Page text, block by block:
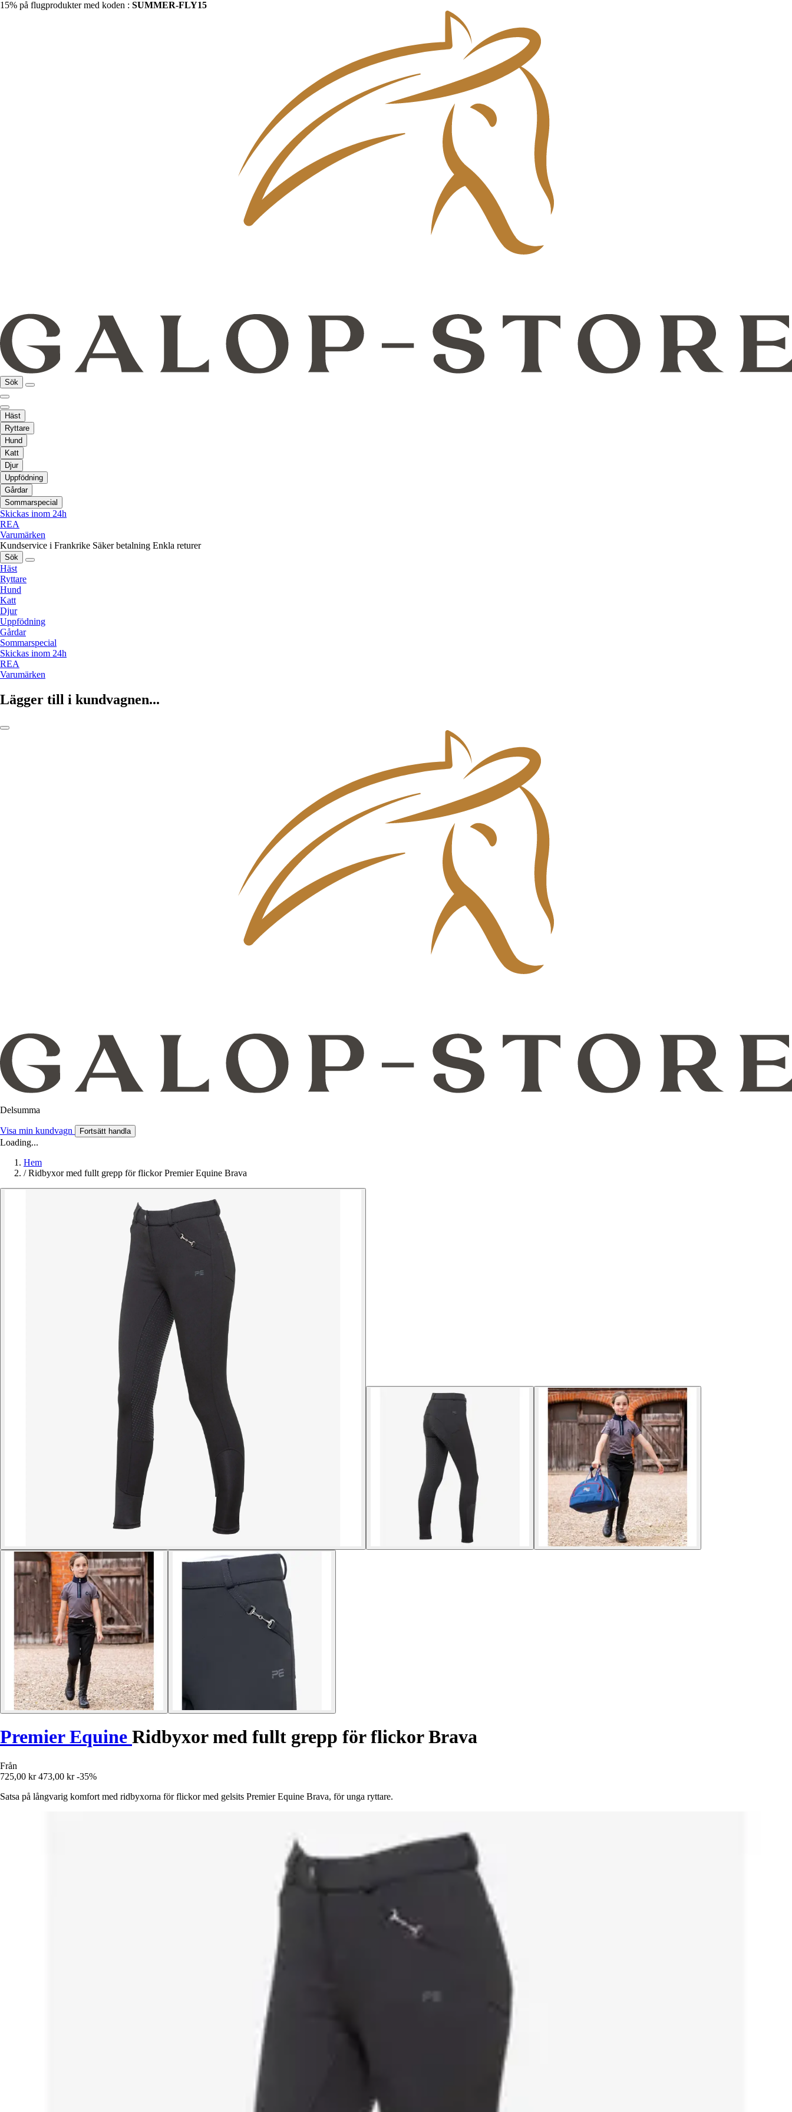
15% på flugprodukter med koden : SUMMER-FLY15
Sök
Häst
Ryttare
Hund
Katt
Djur
Uppfödning
Gårdar
Sommarspecial
Skickas inom 24h
REA
Varumärken
Kundservice i Frankrike Säker betalning Enkla returer
Sök
Häst
Ryttare
Hund
Katt
Djur
Uppfödning
Gårdar
Sommarspecial
Skickas inom 24h
REA
Varumärken
Lägger till i kundvagnen...
Delsumma
Visa min kundvagn Fortsätt handla
Loading...
Hem
/ Ridbyxor med fullt grepp för flickor Premier Equine Brava
Premier Equine Ridbyxor med fullt grepp för flickor Brava
Från
725,00 kr 473,00 kr -35%
Satsa på långvarig komfort med ridbyxorna för flickor med gelsits Premier Equine Brava, för unga ryttare.